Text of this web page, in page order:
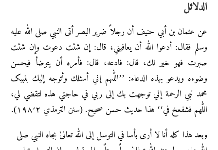
الدلائل
عن عثمان بن أبي حنیف أن رجلاً ضریر البصر أتی النبي صلی اللّٰه علیه
وسلم فقال: أدعوا الله أن یعافیني، قال: إن شئت دعوت وإن شئت
صبرت فهو خیر لك، قال: فادعه، قال: فأمرہ أن یتوضأ فیحسن
وضوءہ ویدعو بهذہ الدعاء: ’’اللّٰہم إني أسئلك وأتوجه إلیك بنبیک
محمد نبي الرحمة إني توجهت بك إلی ربي في حاجتي هذہ لتقضي لي،
اللّٰهم فشفعخ في‘‘ هذا حدیث حسن صحیح. (سنن الترمذي ۲؍۱۹۸).
وبعد هذا کله أنا لا أری بأسا في التوسل إلی اللّٰه تعالیٰ بجاہ النبي صلی